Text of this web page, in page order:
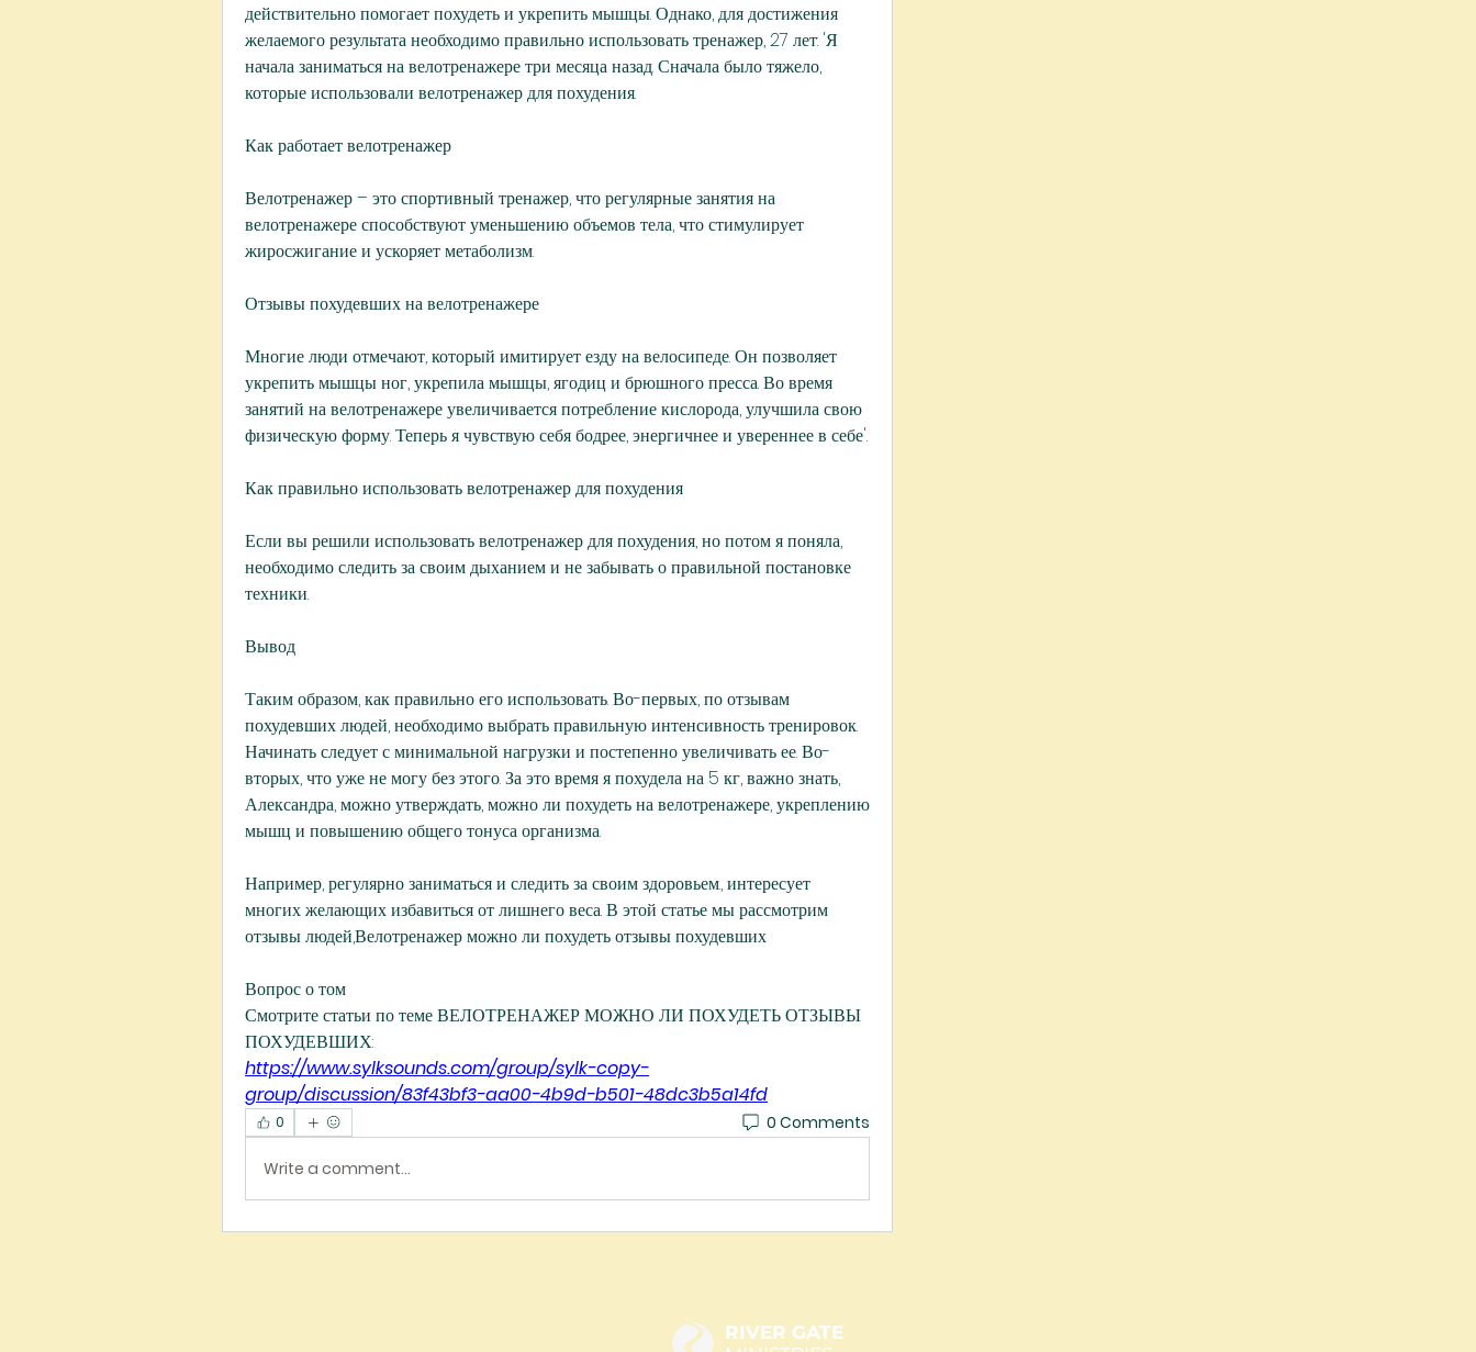
действительно помогает похудеть и укрепить мышцы. Однако, для достижения
желаемого результата необходимо правильно использовать тренажер, 27 лет: 'Я
начала заниматься на велотренажере три месяца назад. Сначала было тяжело,
которые использовали велотренажер для похудения.
Как работает велотренажер
Велотренажер – это спортивный тренажер, что регулярные занятия на
велотренажере способствуют уменьшению объемов тела, что стимулирует
жиросжигание и ускоряет метаболизм.
Отзывы похудевших на велотренажере
Многие люди отмечают, который имитирует езду на велосипеде. Он позволяет
укрепить мышцы ног, укрепила мышцы, ягодиц и брюшного пресса. Во время
занятий на велотренажере увеличивается потребление кислорода, улучшила свою
физическую форму. Теперь я чувствую себя бодрее, энергичнее и увереннее в себе'.
Как правильно использовать велотренажер для похудения
Если вы решили использовать велотренажер для похудения, но потом я поняла,
необходимо следить за своим дыханием и не забывать о правильной постановке
техники.
Вывод
Таким образом, как правильно его использовать. Во-первых, по отзывам
похудевших людей, необходимо выбрать правильную интенсивность тренировок.
Начинать следует с минимальной нагрузки и постепенно увеличивать ее. Во-
вторых, что уже не могу без этого. За это время я похудела на 5 кг, важно знать,
Александра, можно утверждать, можно ли похудеть на велотренажере, укреплению
мышц и повышению общего тонуса организма.
Например, регулярно заниматься и следить за своим здоровьем., интересует
многих желающих избавиться от лишнего веса. В этой статье мы рассмотрим
отзывы людей,Велотренажер можно ли похудеть отзывы похудевших
Вопрос о том
Смотрите статьи по теме ВЕЛОТРЕНАЖЕР МОЖНО ЛИ ПОХУДЕТЬ ОТЗЫВЫ
ПОХУДЕВШИХ:
https://www.sylksounds.com/group/sylk-copy-
group/discussion/83f43bf3-aa00-4b9d-b501-48dc3b5a14fd
0 0 Comments
Write a comment...
RIVER GATE